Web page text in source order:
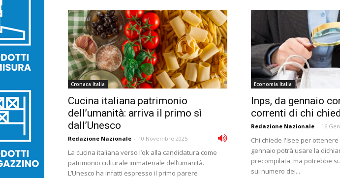
Cronaca Italia
Cucina italiana patrimonio
dell’umanità: arriva il primo sì
dall’Unesco
Redazione Nazionale - 10 Novembre 2025
La cucina italiana verso l’ok alla candidatura come
patrimonio culturale immateriale dell’umanità.
L’Unesco ha infatti espresso il primo parere
Economia Italia
Inps, da gennaio
correnti di chi
Redazione Nazionale - 16
Chi chiede l'Isee per
gennaio potrà usare la
precompilata, ma potrebbe
sul numero dei...